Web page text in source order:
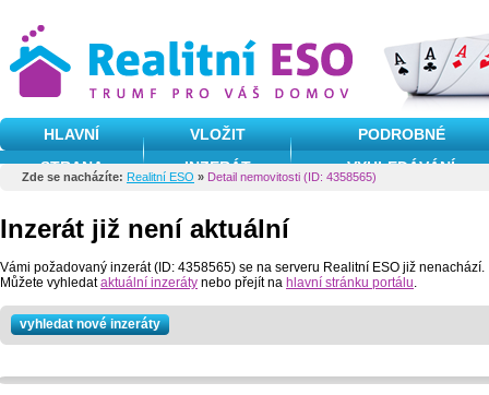
Zde se nacházíte: Realitní ESO » Detail nemovitosti (ID: 4358565)
Inzerát již není aktuální
Vámi požadovaný inzerát (ID: 4358565) se na serveru Realitní ESO již nenachází.
Můžete vyhledataktuální inzeráty nebo přejít na hlavní stránku portálu.
vyhledat nové inzeráty
HLAVNÍ
STRANA
VLOŽIT
INZERÁT
PODROBNÉ
VYHLEDÁVÁNÍ